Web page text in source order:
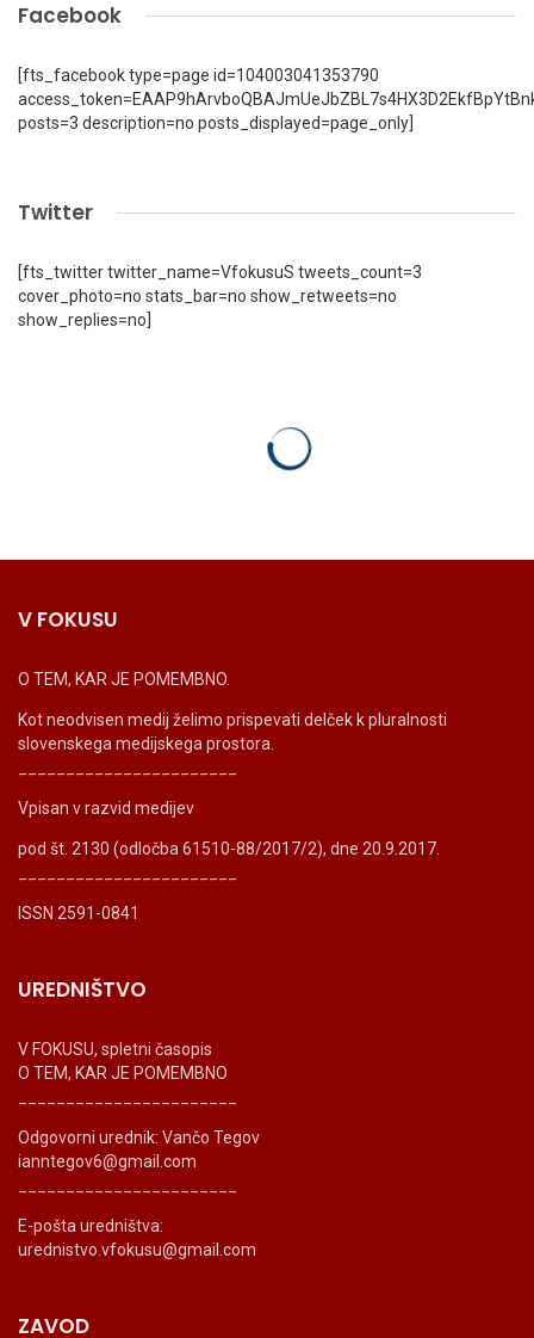
Facebook
[fts_facebook type=page id=104003041353790
posts=3 description=no posts_displayed=page_only]
Twitter
[fts_twitter twitter_name=VfokusuS tweets_count=3
cover_photo=no stats_bar=no show_retweets=no
show_replies=no]
V FOKUSU
O TEM, KAR JE POMEMBNO.
Kot neodvisen medij želimo prispevati delček k pluralnosti
slovenskega medijskega prostora.
Vpisan v razvid medijev
pod št. 2130 (odločba 61510-88/2017/2), dne 20.9.2017.
ISSN 2591-0841
UREDNIŠTVO
V FOKUSU, spletni časopis
O TEM, KAR JE POMEMBNO
Odgovorni urednik: Vančo Tegov
ianntegov6@gmail.com
E-pošta uredništva:
urednistvo.vfokusu@gmail.com
ZAVOD